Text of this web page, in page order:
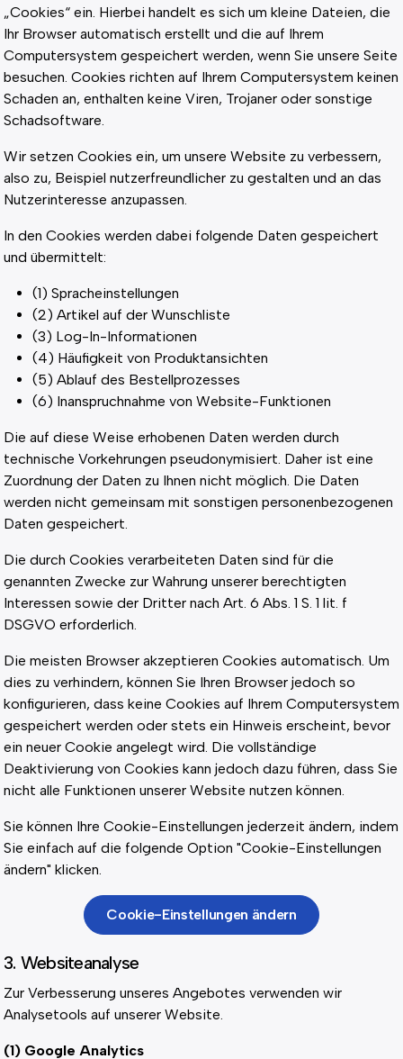
„Cookies“ ein. Hierbei handelt es sich um kleine Dateien, die
Ihr Browser automatisch erstellt und die auf Ihrem
Computersystem gespeichert werden, wenn Sie unsere Seite
besuchen. Cookies richten auf Ihrem Computersystem keinen
Schaden an, enthalten keine Viren, Trojaner oder sonstige
Schadsoftware.
Wir setzen Cookies ein, um unsere Website zu verbessern,
also zu, Beispiel nutzerfreundlicher zu gestalten und an das
Nutzerinteresse anzupassen.
In den Cookies werden dabei folgende Daten gespeichert
und übermittelt:
(1) Spracheinstellungen
(2) Artikel auf der Wunschliste
(3) Log-In-Informationen
(4) Häufigkeit von Produktansichten
(5) Ablauf des Bestellprozesses
(6) Inanspruchnahme von Website-Funktionen
Die auf diese Weise erhobenen Daten werden durch
technische Vorkehrungen pseudonymisiert. Daher ist eine
Zuordnung der Daten zu Ihnen nicht möglich. Die Daten
werden nicht gemeinsam mit sonstigen personenbezogenen
Daten gespeichert.
Die durch Cookies verarbeiteten Daten sind für die
genannten Zwecke zur Wahrung unserer berechtigten
Interessen sowie der Dritter nach Art. 6 Abs. 1 S. 1 lit. f
DSGVO erforderlich.
Die meisten Browser akzeptieren Cookies automatisch. Um
dies zu verhindern, können Sie Ihren Browser jedoch so
konfigurieren, dass keine Cookies auf Ihrem Computersystem
gespeichert werden oder stets ein Hinweis erscheint, bevor
ein neuer Cookie angelegt wird. Die vollständige
Deaktivierung von Cookies kann jedoch dazu führen, dass Sie
nicht alle Funktionen unserer Website nutzen können.
Sie können Ihre Cookie-Einstellungen jederzeit ändern, indem
Sie einfach auf die folgende Option "Cookie-Einstellungen
ändern" klicken.
Cookie-Einstellungen ändern
3. Websiteanalyse
Zur Verbesserung unseres Angebotes verwenden wir
Analysetools auf unserer Website.
(1) Google Analytics